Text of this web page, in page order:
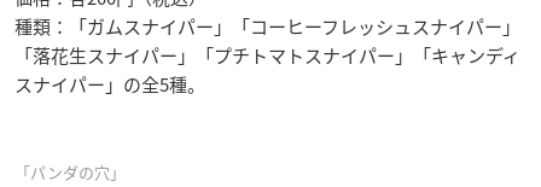
種類：「ガムスナイパー」「コーヒーフレッシュスナイパー」
「落花生スナイパー」「プチトマトスナイパー」「キャンディ
スナイパー」の全5種。
「パンダの穴」